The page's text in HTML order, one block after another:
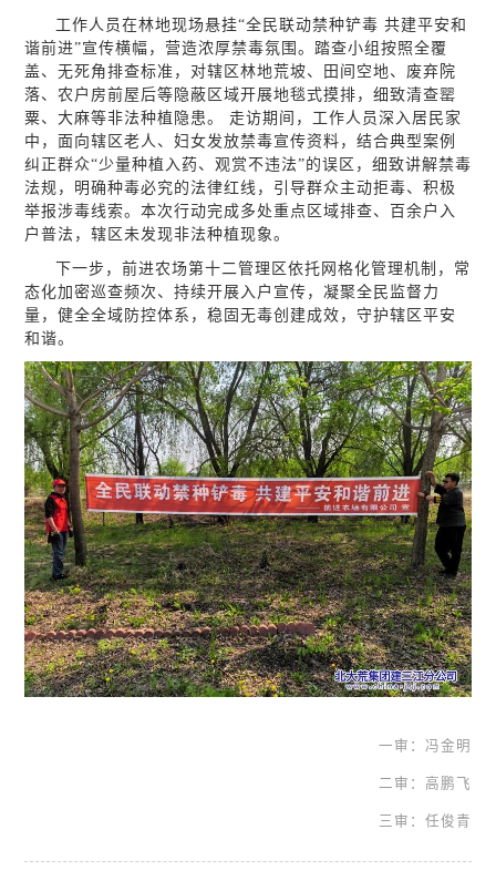
工作人员在林地现场悬挂“全民联动禁种铲毒 共建平安和
谐前进”宣传横幅，营造浓厚禁毒氛围。踏查小组按照全覆
盖、无死角排查标准，对辖区林地荒坡、田间空地、废弃院
落、农户房前屋后等隐蔽区域开展地毯式摸排，细致清查罂
粟、大麻等非法种植隐患。 走访期间，工作人员深入居民家
中，面向辖区老人、妇女发放禁毒宣传资料，结合典型案例
纠正群众“少量种植入药、观赏不违法”的误区，细致讲解禁毒
法规，明确种毒必究的法律红线，引导群众主动拒毒、积极
举报涉毒线索。本次行动完成多处重点区域排查、百余户入
户普法，辖区未发现非法种植现象。
下一步， 前进农场第十二管理区依托网格化管理机制，常
态化加密巡查频次、持续开展入户宣传，凝聚全民监督力
量，健全全域防控体系，稳固无毒创建成效，守护辖区平安
和谐。
一审：冯金明
二审：高鹏飞
三审：任俊青